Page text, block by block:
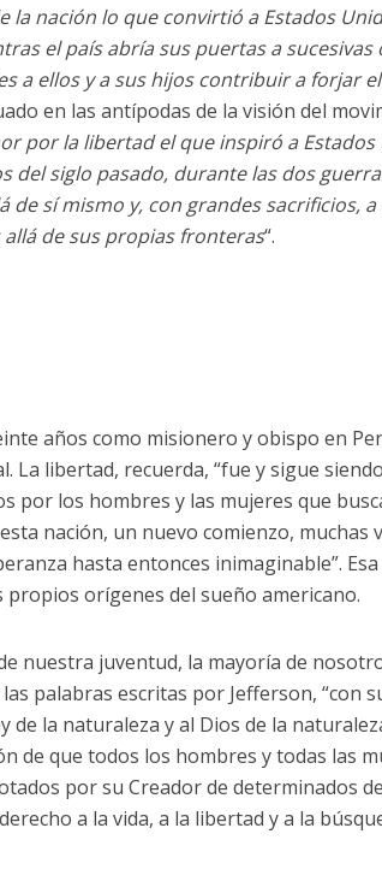
la nación lo que convirtió a Estados
el país abría sus puertas a sucesivas
a ellos y a sus hijos contribuir a forjar
en las antípodas de la visión del
por la libertad el que inspiró a Estados
del siglo pasado, durante las dos
de sí mismo y, con grandes sacrificios,
de sus propias fronteras“.
años como misionero y obispo en
La libertad, recuerda, “fue y sigue
por los hombres y las mujeres que
nación, un nuevo comienzo, muchas
hasta entonces inimaginable”.
propios orígenes del sueño americano.
nuestra juventud, la mayoría de
palabras escritas por Jefferson, “con
de la naturaleza y al Dios de la
de que todos los hombres y todas las
por su Creador de determinados
a la vida, a la libertad y a la